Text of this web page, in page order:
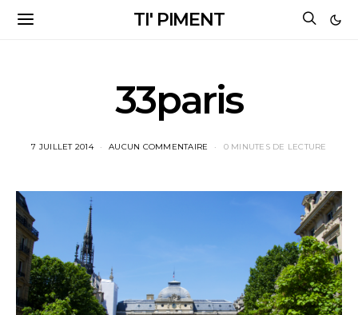
TI' PIMENT
33paris
7 JUILLET 2014 AUCUN COMMENTAIRE 0 MINUTES DE LECTURE